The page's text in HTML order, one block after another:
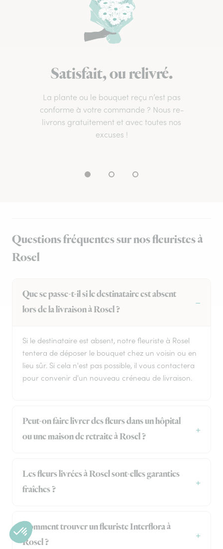
Satisfait, ou relivré.
La plante ou le bouquet reçu n’est pas
conforme à votre commande ? Nous re-
livrons gratuitement et avec toutes nos
excuses !
Questions fréquentes sur nos fleuristes à
Rosel
Que se passe-t-il si le destinataire est absent
lors de la livraison à Rosel ?
Si le destinataire est absent, notre fleuriste à Rosel
tentera de déposer le bouquet chez un voisin ou en
lieu sûr. Si cela n'est pas possible, il vous contactera
pour convenir d'un nouveau créneau de livraison.
Peut-on faire livrer des fleurs dans un hôpital
ou une maison de retraite à Rosel ?
Les fleurs livrées à Rosel sont-elles garanties
fraîches ?
Comment trouver un fleuriste Interflora à
Rosel ?